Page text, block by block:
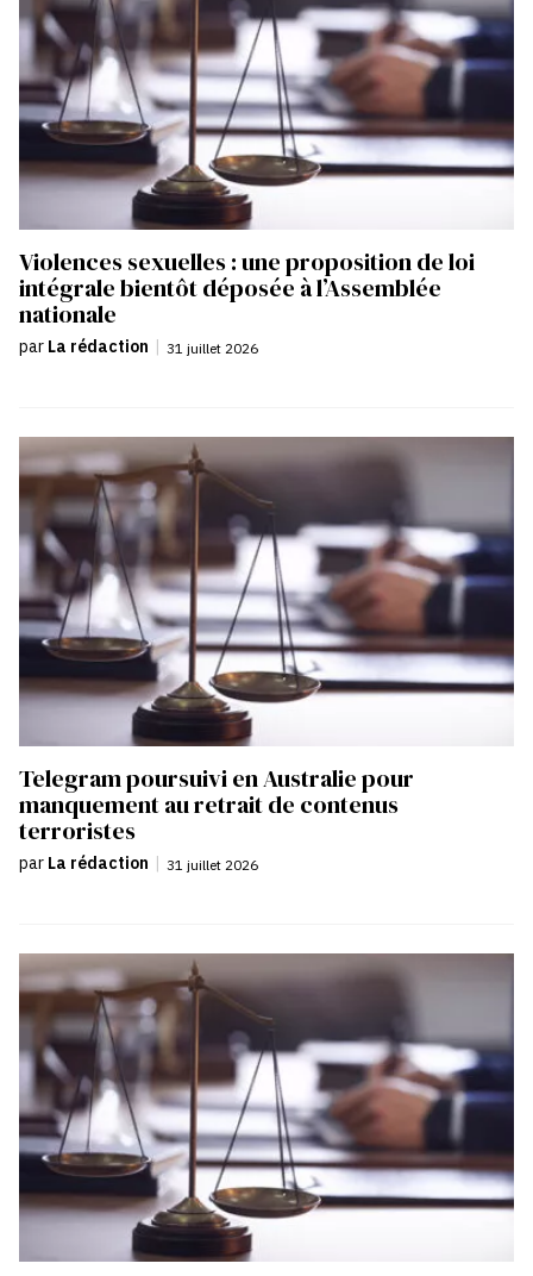
Violences sexuelles : une proposition de loi
intégrale bientôt déposée à l’Assemblée
nationale
par La rédaction | 31 juillet 2026
Telegram poursuivi en Australie pour
manquement au retrait de contenus
terroristes
par La rédaction | 31 juillet 2026